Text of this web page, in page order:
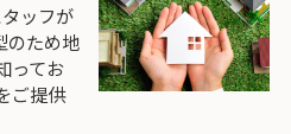
ッフが
のため地
ってお
ご提供